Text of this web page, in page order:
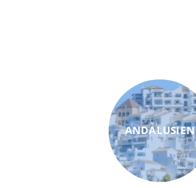
ANDALUSIEN